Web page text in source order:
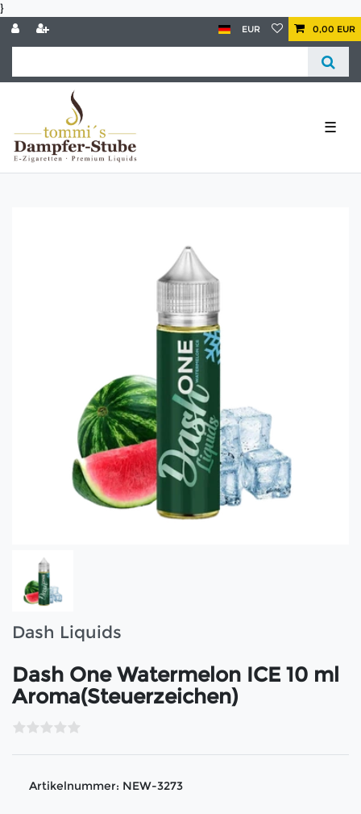
}
EUR 0,00 EUR
☰
Dash Liquids
Dash One Watermelon ICE 10 ml
Aroma(Steuerzeichen)
Artikelnummer: NEW-3273